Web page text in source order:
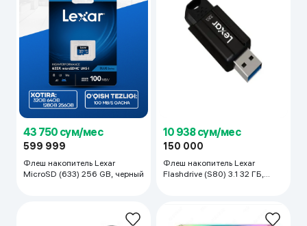
43 750 сум/мес
599 999
Флеш накопитель Lexar
MicroSD (633) 256 GB, черный
10 938 сум/мес
150 000
Флеш накопитель Lexar
Flashdrive (S80) 3.1 32 ГБ,